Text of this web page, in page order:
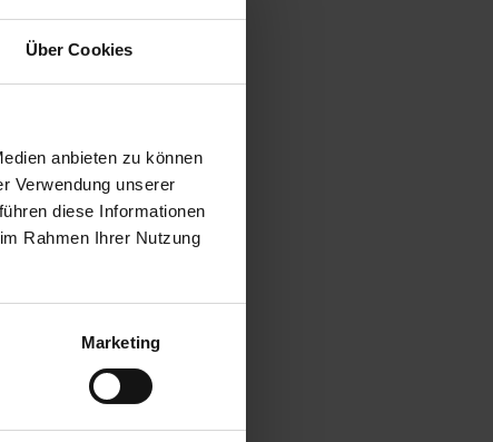
Über Cookies
anbieten zu können
Verwendung unserer
diese Informationen
Rahmen Ihrer Nutzung
Marketing